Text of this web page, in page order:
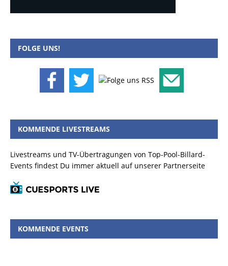
FOLGE UNS!
KOMMENDE LIVESTREAMS
Livestreams und TV-Übertragungen von Top-Pool-Billard-
Events findest Du immer aktuell auf unserer Partnerseite
KOMMENDE EVENTS